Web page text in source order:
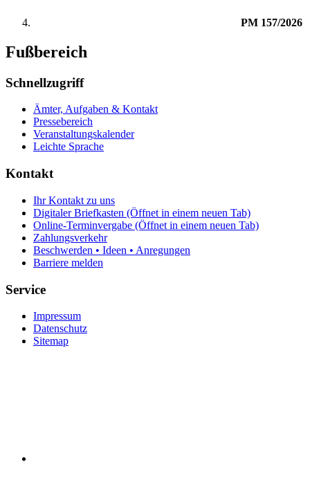
PM 157/2026
Fußbereich
Schnellzugriff
Ämter, Aufgaben & Kontakt
Pressebereich
Veranstaltungskalender
Leichte Sprache
Kontakt
Ihr Kontakt zu uns
Digitaler Briefkasten (Öffnet in einem neuen Tab)
Online-Terminvergabe (Öffnet in einem neuen Tab)
Zahlungsverkehr
Beschwerden • Ideen • Anregungen
Barriere melden
Service
Impressum
Datenschutz
Sitemap